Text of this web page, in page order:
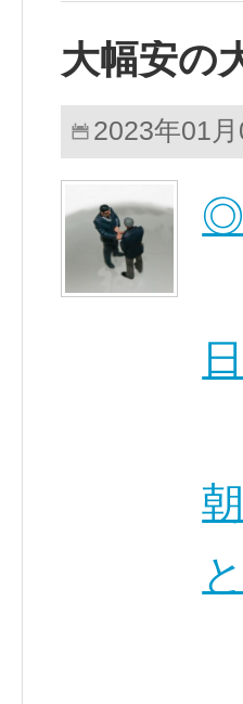
大幅安の
2023年01月
◎